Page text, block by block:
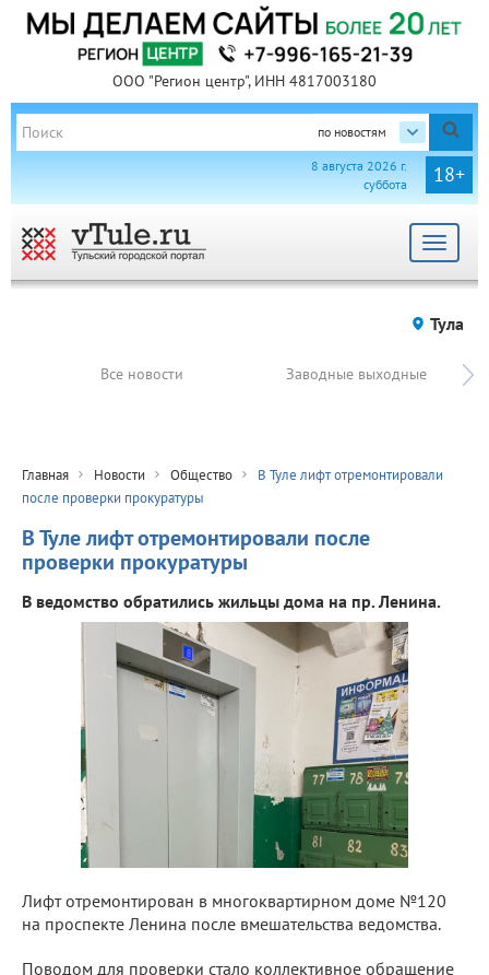
ООО "Регион центр", ИНН 4817003180
по новостям
18+
8 августа 2026 г.
суббота
Toggle
Тула
Все новости Заводные выходные
Главная Новости Общество
В Туле лифт отремонтировали
после проверки прокуратуры
В Туле лифт отремонтировали после
проверки прокуратуры
В ведомство обратились жильцы дома на пр. Ленина.
Лифт отремонтирован в многоквартирном доме №120
на проспекте Ленина после вмешательства ведомства.
Поводом для проверки стало коллективное обращение